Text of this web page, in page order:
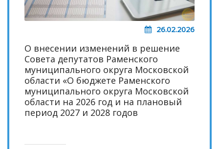
26.02.2026
О внесении изменений в решение
Совета депутатов Раменского
муниципального округа Московской
области «О бюджете Раменского
муниципального округа Московской
области на 2026 год и на плановый
период 2027 и 2028 годов